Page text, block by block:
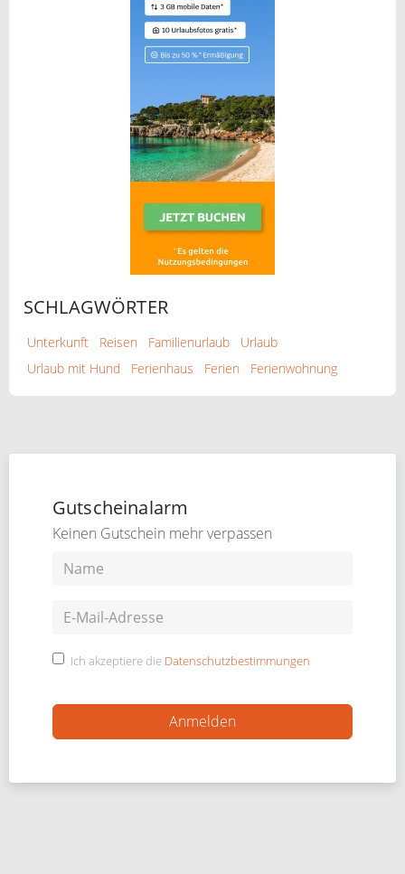
SCHLAGWÖRTER
Unterkunft Reisen Familienurlaub
Urlaub
Urlaub mit Hund
Ferienhaus Ferien Ferienwohnung
Gutscheinalarm
Keinen Gutschein mehr verpassen
Ich akzeptiere die Datenschutzbestimmungen